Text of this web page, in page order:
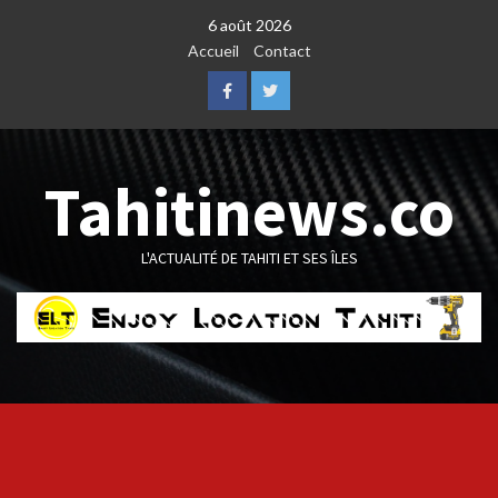
6 août 2026
Accueil
Contact
FacebookTwitter
Tahitinews.co
L'ACTUALITÉ DE TAHITI ET SES ÎLES